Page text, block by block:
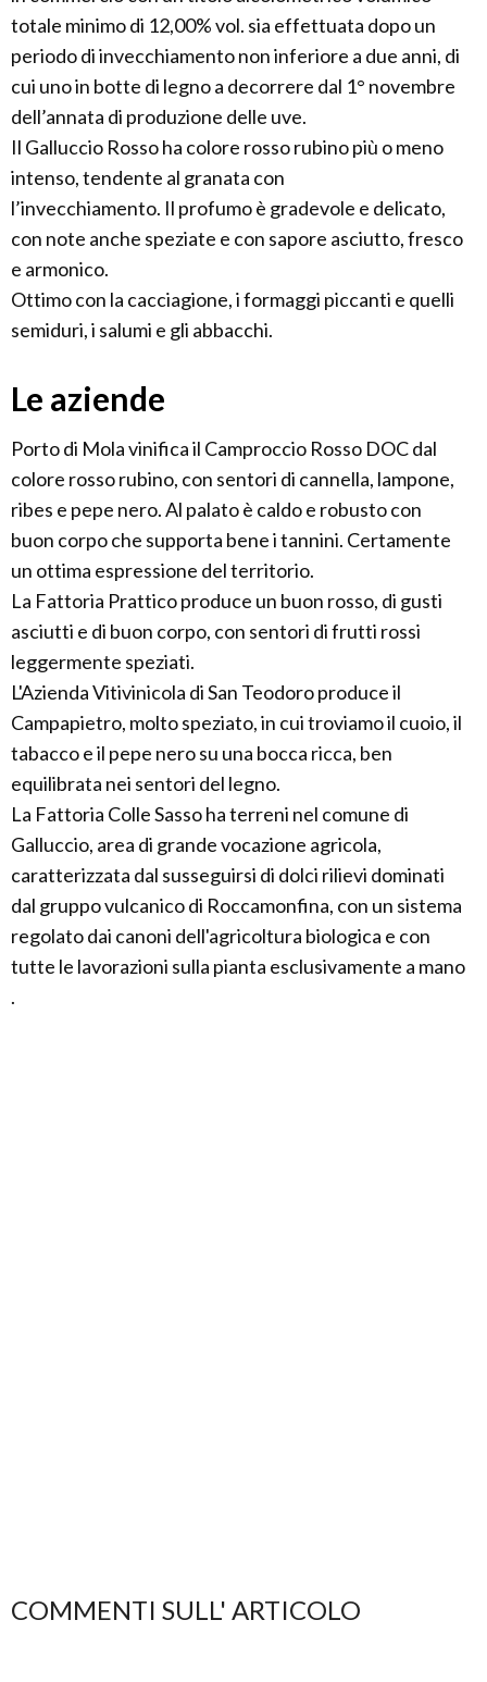
totale minimo di 12,00% vol. sia effettuata dopo un
periodo di invecchiamento non inferiore a due anni, di
cui uno in botte di legno a decorrere dal 1° novembre
dell’annata di produzione delle uve.
Il Galluccio Rosso ha colore rosso rubino più o meno
intenso, tendente al granata con
l’invecchiamento. Il profumo è gradevole e delicato,
con note anche speziate e con sapore asciutto, fresco
e armonico.
Ottimo con la cacciagione, i formaggi piccanti e quelli
semiduri, i salumi e gli abbacchi.
Le aziende
Porto di Mola vinifica il Camproccio Rosso DOC dal
colore rosso rubino, con sentori di cannella, lampone,
ribes e pepe nero. Al palato è caldo e robusto con
buon corpo che supporta bene i tannini. Certamente
un ottima espressione del territorio.
La Fattoria Prattico produce un buon rosso, di gusti
asciutti e di buon corpo, con sentori di frutti rossi
leggermente speziati.
L'Azienda Vitivinicola di San Teodoro produce il
Campapietro, molto speziato, in cui troviamo il cuoio, il
tabacco e il pepe nero su una bocca ricca, ben
equilibrata nei sentori del legno.
La Fattoria Colle Sasso ha terreni nel comune di
Galluccio, area di grande vocazione agricola,
caratterizzata dal susseguirsi di dolci rilievi dominati
dal gruppo vulcanico di Roccamonfina, con un sistema
regolato dai canoni dell'agricoltura biologica e con
tutte le lavorazioni sulla pianta esclusivamente a mano
.
COMMENTI SULL' ARTICOLO